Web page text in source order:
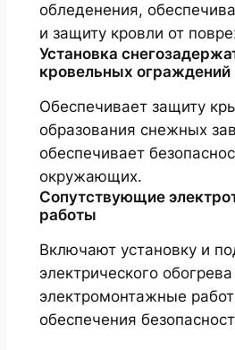
обледенения,
и защиту кровли от
Установка
кровельных ограждений
Обеспечивает защиту
образования снежных
обеспечивает
окружающих.
Сопутствующие
работы
Включают установку и
электрического
электромонтажные
обеспечения